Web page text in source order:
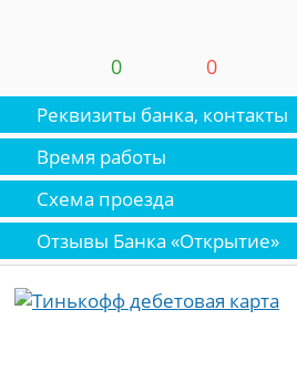
0 0
Реквизиты банка, контакты
Время работы
Схема проезда
Отзывы Банка «Открытие»